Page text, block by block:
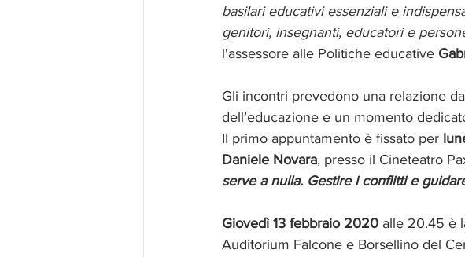
basilari educativi essenziali e
genitori, insegnanti, educatori e
l'assessore alle Politiche educative
Gli incontri prevedono una relazione
dell’educazione e un momento
Il primo appuntamento è fissato per
Daniele Novara, presso il Cineteatro
serve a nulla. Gestire i conflitti e
Giovedì 13 febbraio 2020 alle 20.45 è
Auditorium Falcone e Borsellino del